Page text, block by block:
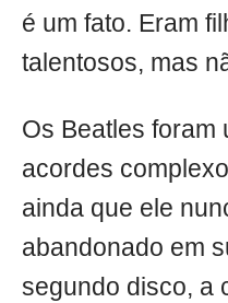
é um fato. Eram
talentosos, mas
Os Beatles foram
acordes
ainda que ele
abandonado em
segundo disco, a